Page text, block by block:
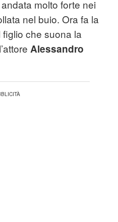
molto forte nei
nel buio. Ora fa la
che suona la
Alessandro